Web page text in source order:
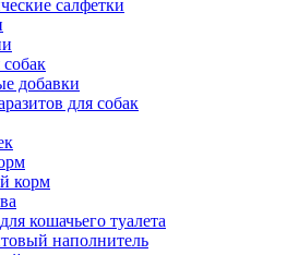
салфетки
собак
добавки
для собак
корм
кошачьего туалета
наполнитель